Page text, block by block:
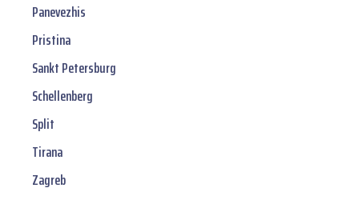
Panevezhis
Pristina
Sankt Petersburg
Schellenberg
Split
Tirana
Zagreb